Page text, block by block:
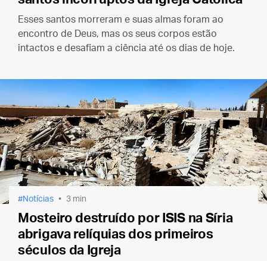
Esses santos morreram e suas almas foram ao
encontro de Deus, mas os seus corpos estão
intactos e desafiam a ciência até os dias de hoje.
Notícias 3 min
Mosteiro destruído por ISIS na Síria
abrigava relíquias dos primeiros
séculos da Igreja